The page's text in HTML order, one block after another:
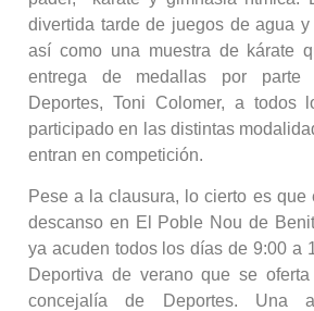
divertida tarde de juegos de agua
así como una muestra de kárate
entrega de medallas por parte
Deportes, Toni Colomer, a todos
participado en las distintas
entran en competición.
Pese a la clausura, lo cierto es que
descanso en El Poble Nou de
ya acuden todos los días de 9:00 a
Deportiva de verano que se
concejalía de Deportes. Una